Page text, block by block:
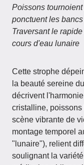
Poissons
ponctuent les
Traversant le
cours d'eau lunaire
Cette strophe
la beauté sereine
décrivent
cristalline,
scène vibrante de
montage temporel
"lunaire"), relient
soulignant la